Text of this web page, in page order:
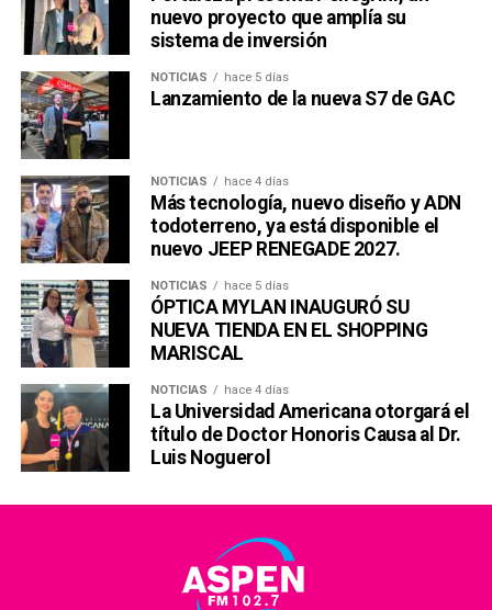
nuevo proyecto que amplía su
sistema de inversión
NOTICIAS hace 5 días
Lanzamiento de la nueva S7 de GAC
NOTICIAS hace 4 días
Más tecnología, nuevo diseño y ADN
todoterreno, ya está disponible el
nuevo JEEP RENEGADE 2027.
NOTICIAS hace 5 días
ÓPTICA MYLAN INAUGURÓ SU
NUEVA TIENDA EN EL SHOPPING
MARISCAL
NOTICIAS hace 4 días
La Universidad Americana otorgará el
título de Doctor Honoris Causa al Dr.
Luis Noguerol